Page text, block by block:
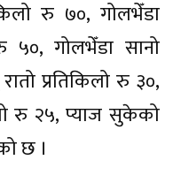
रु ७०, गोलभेँडा
५०, गोलभेँडा सानो
प्रतिकिलो रु ३०,
रु २५, प्याज सुकेको
छ ।